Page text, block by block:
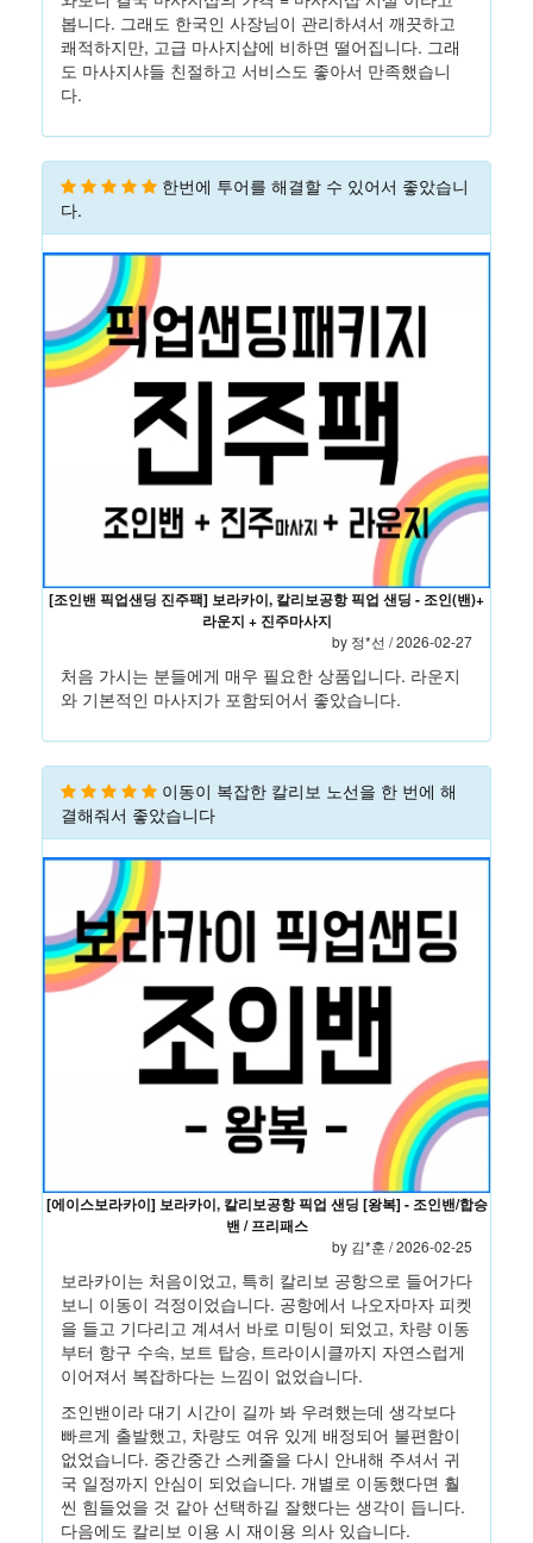
봅니다. 그래도 한국인 사장님이 관리하셔서 깨끗하고
쾌적하지만, 고급 마사지샵에 비하면 떨어집니다. 그래
도 마사지샤들 친절하고 서비스도 좋아서 만족했습니
다.
한번에 투어를 해결할 수 있어서 좋았습니
다.
[조인밴 픽업샌딩 진주팩] 보라카이, 칼리보공항 픽업 샌딩 - 조인(밴)+
라운지 + 진주마사지
by 정*선 / 2026-02-27
처음 가시는 분들에게 매우 필요한 상품입니다. 라운지
와 기본적인 마사지가 포함되어서 좋았습니다.
이동이 복잡한 칼리보 노선을 한 번에 해
결해줘서 좋았습니다
[에이스보라카이] 보라카이, 칼리보공항 픽업 샌딩 [왕복] - 조인밴/합승
밴 / 프리패스
by 김*훈 / 2026-02-25
보라카이는 처음이었고, 특히 칼리보 공항으로 들어가다
보니 이동이 걱정이었습니다. 공항에서 나오자마자 피켓
을 들고 기다리고 계셔서 바로 미팅이 되었고, 차량 이동
부터 항구 수속, 보트 탑승, 트라이시클까지 자연스럽게
이어져서 복잡하다는 느낌이 없었습니다.
조인밴이라 대기 시간이 길까 봐 우려했는데 생각보다
빠르게 출발했고, 차량도 여유 있게 배정되어 불편함이
없었습니다. 중간중간 스케줄을 다시 안내해 주셔서 귀
국 일정까지 안심이 되었습니다. 개별로 이동했다면 훨
씬 힘들었을 것 같아 선택하길 잘했다는 생각이 듭니다.
다음에도 칼리보 이용 시 재이용 의사 있습니다.